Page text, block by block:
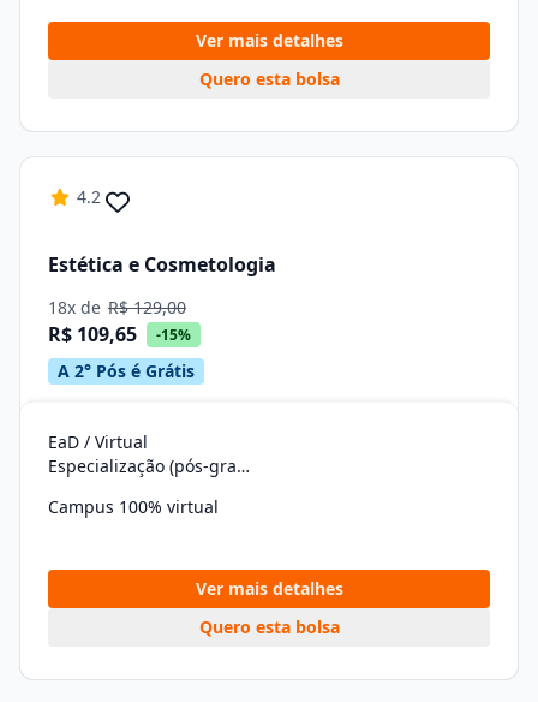
Ver mais detalhes
Quero esta bolsa
4.2
Estética e Cosmetologia
18x de R$ 129,00
R$ 109,65 -15%
A 2° Pós é Grátis
EaD / Virtual
Especialização (pós-graduação)
Campus 100% virtual
Ver mais detalhes
Quero esta bolsa